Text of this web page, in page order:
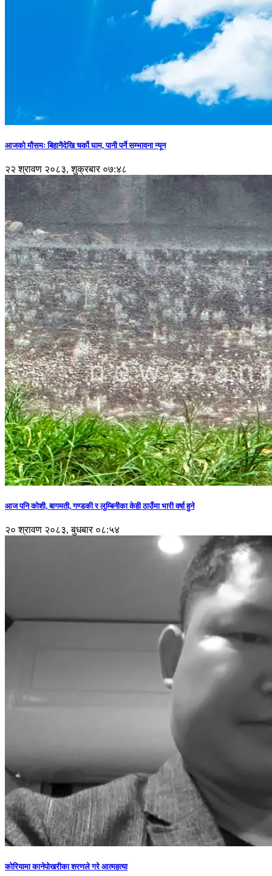
आजको मौसमः बिहानैदेखि चर्को घाम, पानी पर्ने सम्भावना न्यून
२२ श्रावण २०८३, शुक्रबार ०७:४८
आज पनि कोशी, बागमती, गण्डकी र लुम्बिनीका केही ठाउँमा भारी वर्षा हुने
२० श्रावण २०८३, बुधबार ०८:५४
कोरियामा कानेपोखरीका शरणले गरे आत्महत्या